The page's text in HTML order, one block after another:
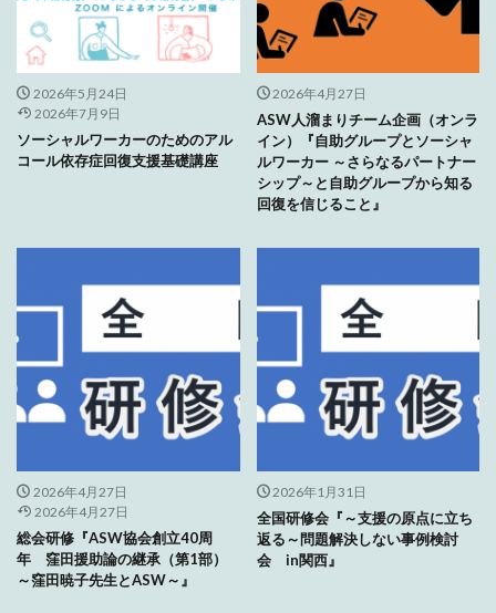
2026年5月24日
2026年7月9日
ソーシャルワーカーのためのアル
コール依存症回復支援基礎講座
2026年4月27日
ASW人溜まりチーム企画（オンラ
イン）『自助グループとソーシャ
ルワーカー ～さらなるパートナー
シップ～と自助グループから知る
回復を信じること』
2026年4月27日
2026年4月27日
総会研修『ASW協会創立40周
年 窪田援助論の継承（第1部）
～窪田暁子先生とASW～』
2026年1月31日
全国研修会『～支援の原点に立ち
返る～問題解決しない事例検討
会 in関西』